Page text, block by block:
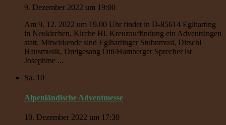
9. Dezember 2022 um 19:00
Am 9. 12. 2022 um 19.00 Uhr findet in D-85614 Eglharting
in Neukirchen, Kirche Hl. Kreuzauffindung ein Adventsingen
statt. Mitwirkende sind Eglhartinger Stubnmusi, Dirschl
Hausmusik, Dreigesang Öttl/Hamberger Sprecher ist
Josephine ...
Sa. 10
Alpenländische Adventmesse
10. Dezember 2022 um 17:30